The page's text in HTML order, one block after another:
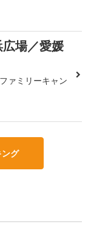
場／愛媛
ァミリーキャン
グ